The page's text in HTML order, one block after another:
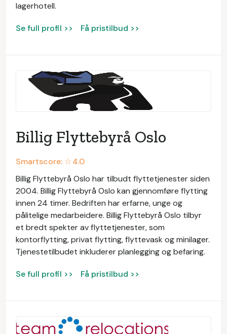
lagerhotell.
Se full profil >> Få pristilbud >>
Billig Flyttebyrå Oslo
Smartscore: ☆4.0
Billig Flyttebyrå Oslo har tilbudt flyttetjenester siden
2004. Billig Flyttebyrå Oslo kan gjennomføre flytting
innen 24 timer. Bedriften har erfarne, unge og
pålitelige medarbeidere. Billig Flyttebyrå Oslo tilbyr
et bredt spekter av flyttetjenester, som
kontorflytting, privat flytting, flyttevask og minilager.
Tjenestetilbudet inkluderer planlegging og befaring.
Se full profil >> Få pristilbud >>